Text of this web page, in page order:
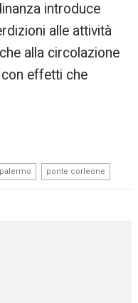
introduce
alle attività
alla circolazione
con effetti che
ponte corleone